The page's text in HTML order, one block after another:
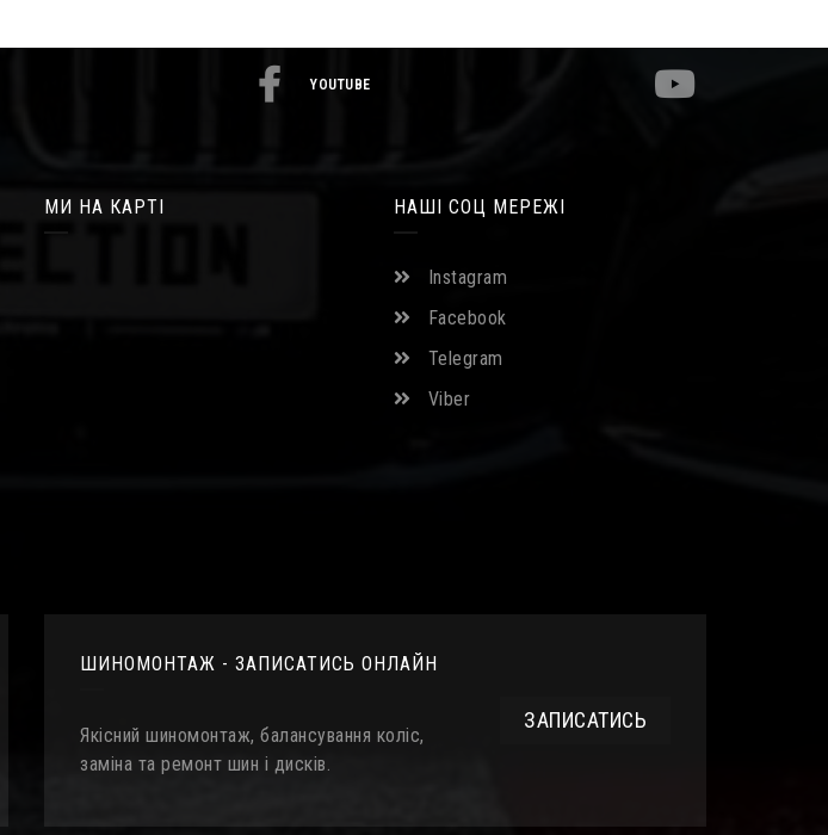
YOUTUBE
МИ НА КАРТІ НАШІ СОЦ МЕРЕЖІ
Instagram
Facebook
Telegram
Viber
ШИНОМОНТАЖ - ЗАПИСАТИСЬ ОНЛАЙН
Якісний шиномонтаж, балансування коліс,
заміна та ремонт шин і дисків.
ЗАПИСАТИСЬ